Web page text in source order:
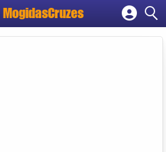
MogidasCruzes
Cadastrar empresa